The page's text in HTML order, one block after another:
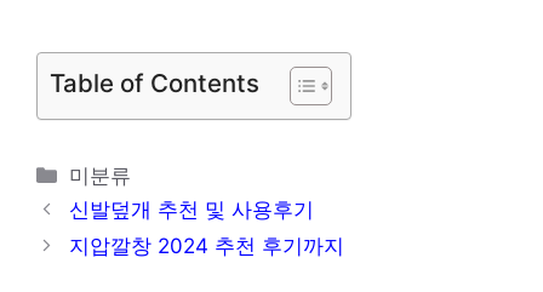
Table of Contents
카
테
고
리
미분류
신발덮개 추천 및 사용후기
지압깔창 2024 추천 후기까지